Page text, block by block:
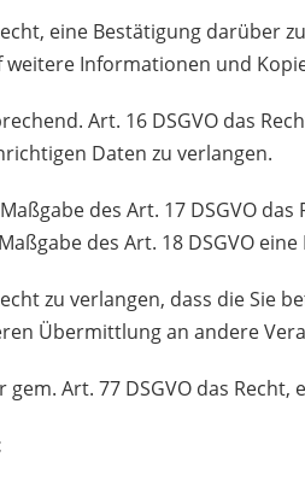
eine Bestätigung darüber
weitere Informationen und
Art. 16 DSGVO das
Daten zu verlangen.
des Art. 17 DSGVO das
des Art. 18 DSGVO
zu verlangen, dass die Sie
Übermittlung an andere
gem. Art. 77 DSGVO das Recht,